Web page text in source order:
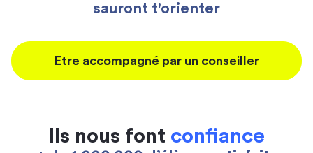
sauront t'orienter
Etre accompagné par un conseiller
Ils nous font confiance